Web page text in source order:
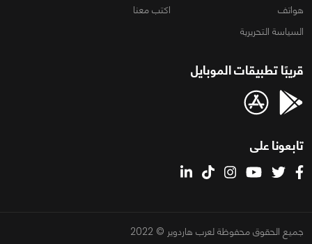
هواتف
اكتب معنا
السياسة التحريرية
قريبًا تطبيقات الموبايل
تابعونا على
جميع الحقوق محفوظة لعرب هاردوير © 2022